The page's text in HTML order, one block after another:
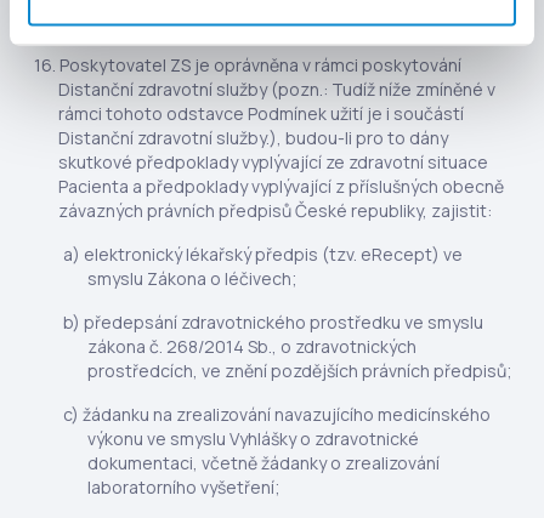
Poskytovatel ZS je oprávněna v rámci poskytování
Distanční zdravotní služby (pozn.: Tudíž níže zmíněné v
rámci tohoto odstavce Podmínek užití je i součástí
Distanční zdravotní služby.), budou-li pro to dány
skutkové předpoklady vyplývající ze zdravotní situace
Pacienta a předpoklady vyplývající z příslušných obecně
závazných právních předpisů České republiky, zajistit:
elektronický lékařský předpis (tzv. eRecept) ve
smyslu Zákona o léčivech;
předepsání zdravotnického prostředku ve smyslu
zákona č. 268/2014 Sb., o zdravotnických
prostředcích, ve znění pozdějších právních předpisů;
žádanku na zrealizování navazujícího medicínského
výkonu ve smyslu Vyhlášky o zdravotnické
dokumentaci, včetně žádanky o zrealizování
laboratorního vyšetření;